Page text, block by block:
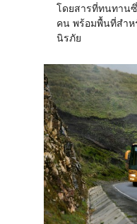
โดยสารที่ทนทานซึ่
คน พร้อมพื้นที่สำ
นิรภัย